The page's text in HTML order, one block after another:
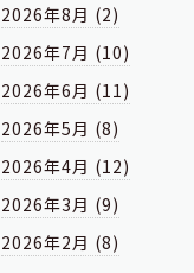
2026年8月 (2)
2026年7月 (10)
2026年6月 (11)
2026年5月 (8)
2026年4月 (12)
2026年3月 (9)
2026年2月 (8)